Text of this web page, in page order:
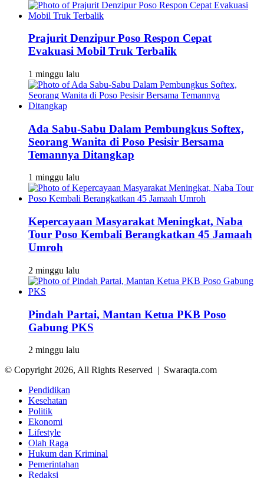
Prajurit Denzipur Poso Respon Cepat
Evakuasi Mobil Truk Terbalik
1 minggu lalu
Ada Sabu-Sabu Dalam Pembungkus Softex,
Seorang Wanita di Poso Pesisir Bersama
Temannya Ditangkap
1 minggu lalu
Kepercayaan Masyarakat Meningkat, Naba
Tour Poso Kembali Berangkatkan 45 Jamaah
Umroh
2 minggu lalu
Pindah Partai, Mantan Ketua PKB Poso
Gabung PKS
2 minggu lalu
© Copyright 2026, All Rights Reserved | Swaraqta.com
Pendidikan
Kesehatan
Politik
Ekonomi
Lifestyle
Olah Raga
Hukum dan Kriminal
Pemerintahan
Redaksi